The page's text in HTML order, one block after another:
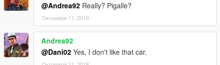
@Andrea92 Really? Pigalle?
Октомври 11, 2018
Andrea92
@Dani02 Yes, I don't like that car.